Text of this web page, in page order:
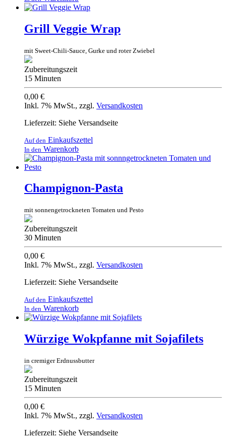
Grill Veggie Wrap
mit Sweet-Chili-Sauce, Gurke und roter Zwiebel
Zubereitungszeit
15 Minuten
0,00 €
Inkl. 7% MwSt., zzgl. Versandkosten
Lieferzeit: Siehe Versandseite
Auf den Einkaufszettel
In den Warenkorb
Champignon-Pasta
mit sonnengetrockneten Tomaten und Pesto
Zubereitungszeit
30 Minuten
0,00 €
Inkl. 7% MwSt., zzgl. Versandkosten
Lieferzeit: Siehe Versandseite
Auf den Einkaufszettel
In den Warenkorb
Würzige Wokpfanne mit Sojafilets
in cremiger Erdnussbutter
Zubereitungszeit
15 Minuten
0,00 €
Inkl. 7% MwSt., zzgl. Versandkosten
Lieferzeit: Siehe Versandseite